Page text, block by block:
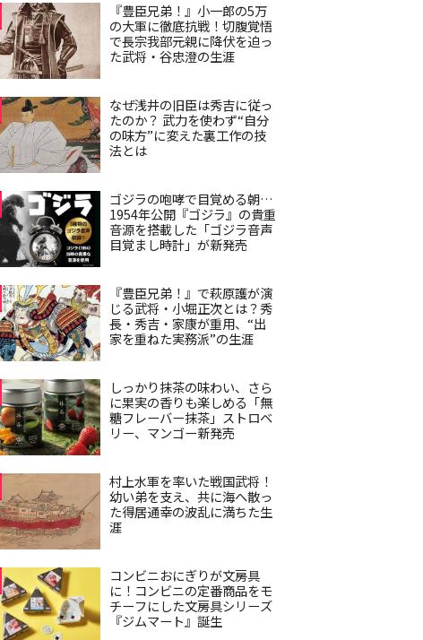
『豊臣兄弟！』小一郎の5万
の大軍に徹底抗戦！切腹覚悟
で長宗我部元親に降伏を迫っ
た武将・谷忠澄の生涯
なぜ浅井の旧臣は秀吉に従っ
たのか？ 武力を使わず“自分
の味方”に変えた裏工作の技
法とは
ゴジラの咆哮で目覚める朝…
1954年公開『ゴジラ』の貴重
音源を搭載した「ゴジラ音声
目覚まし時計」が新発売
『豊臣兄弟！』で萩原護が演
じる武将・小堀正次とは？秀
長・秀吉・家康が重用、“出
家を重ねた実務派”の生涯
しっかり抹茶の味わい、さら
に果実の香りも楽しめる「無
糖フレーバー抹茶」ストロベ
リー、マンゴー新発売
村上水軍を率いた戦国武将！
幼い弟を支え、共に海へ散っ
た得居通幸の波乱に満ちた生
涯
コンビニおにぎりが文房具
に！コンビニの定番商品をモ
チーフにした文房具シリーズ
『ジムマート』誕生